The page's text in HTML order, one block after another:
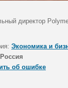
директор
Экономика и
Россия
об ошибке